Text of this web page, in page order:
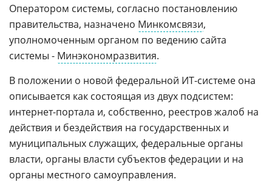
Оператором системы, согласно постановлению
правительства, назначено Минкомсвязи,
уполномоченным органом по ведению сайта
системы - Минэкономразвития.
В положении о новой федеральной ИТ-системе она
описывается как состоящая из двух подсистем:
интернет-портала и, собственно, реестров жалоб на
действия и бездействия на государственных и
муниципальных служащих, федеральные органы
власти, органы власти субъектов федерации и на
органы местного самоуправления.